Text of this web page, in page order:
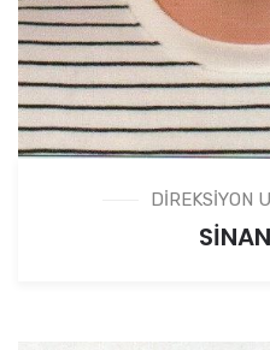
DİREKSİYON